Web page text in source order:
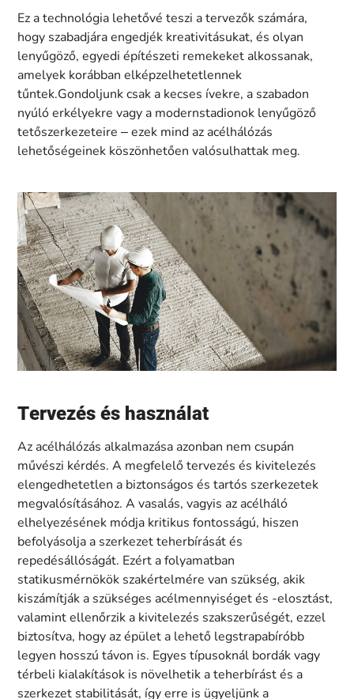
Ez a technológia lehetővé teszi a tervezők számára,
hogy szabadjára engedjék kreativitásukat, és olyan
lenyűgöző, egyedi építészeti remekeket alkossanak,
amelyek korábban elképzelhetetlennek
tűntek.Gondoljunk csak a kecses ívekre, a szabadon
nyúló erkélyekre vagy a modernstadionok lenyűgöző
tetőszerkezeteire – ezek mind az acélhálózás
lehetőségeinek köszönhetően valósulhattak meg.
Tervezés és használat
Az acélhálózás alkalmazása azonban nem csupán
művészi kérdés. A megfelelő tervezés és kivitelezés
elengedhetetlen a biztonságos és tartós szerkezetek
megvalósításához. A vasalás, vagyis az acélháló
elhelyezésének módja kritikus fontosságú, hiszen
befolyásolja a szerkezet teherbírását és
repedésállóságát. Ezért a folyamatban
statikusmérnökök szakértelmére van szükség, akik
kiszámítják a szükséges acélmennyiséget és -elosztást,
valamint ellenőrzik a kivitelezés szakszerűségét, ezzel
biztosítva, hogy az épület a lehető legstrapabíróbb
legyen hosszú távon is. Egyes típusoknál bordák vagy
térbeli kialakítások is növelhetik a teherbírást és a
szerkezet stabilitását, így erre is ügyeljünk a